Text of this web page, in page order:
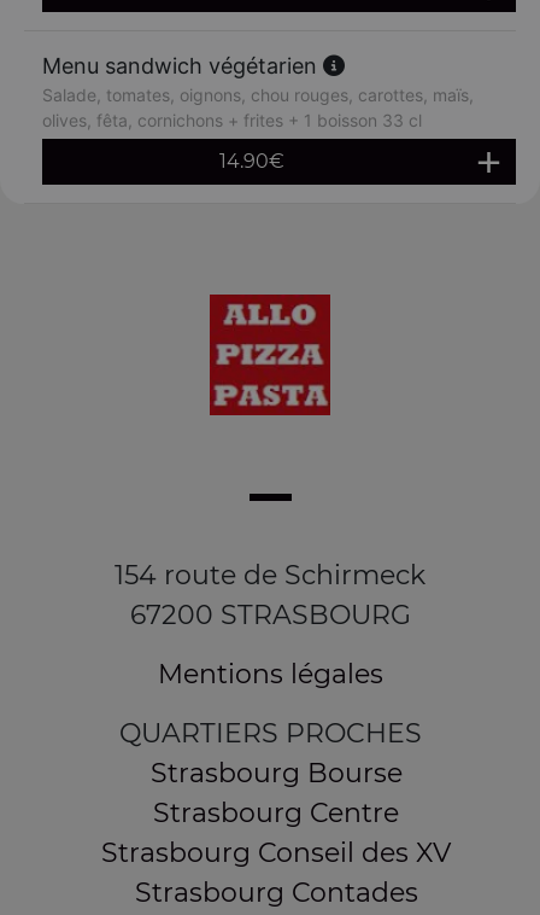
Menu sandwich végétarien
Salade, tomates, oignons, chou rouges, carottes, maïs,
olives, fêta, cornichons + frites + 1 boisson 33 cl
14.90€
154 route de Schirmeck
67200 STRASBOURG
Mentions légales
QUARTIERS PROCHES
Strasbourg Bourse
Strasbourg Centre
Strasbourg Conseil des XV
Strasbourg Contades